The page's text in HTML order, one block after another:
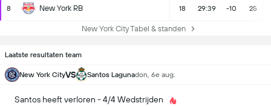
8 New York RB 18 29:39 -10 25
New York City Tabel & standen
Laatste resultaten team
New York CityVS Santos Lagunadon, 6e aug.
Santos heeft verloren - 4/4 Wedstrijden